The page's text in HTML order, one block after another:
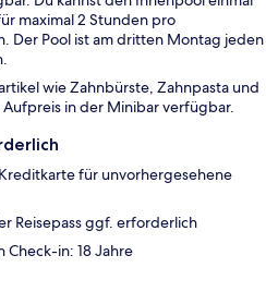
maximal 2 Stunden pro
Der Pool ist am dritten Montag jeden
wie Zahnbürste, Zahnpasta und
Aufpreis in der Minibar verfügbar.
für unvorhergesehene
Reisepass ggf. erforderlich
in: 18 Jahre